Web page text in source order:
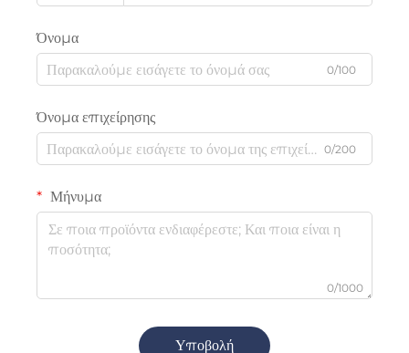
Όνομα
0/100
Όνομα επιχείρησης
0/200
Μήνυμα
0/1000
Υποβολή